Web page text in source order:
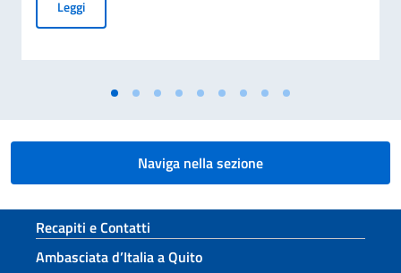
LeggiElezioni COM.IT.ES. 2026
Naviga nella sezione
Sezione footer
Recapiti e Contatti
Ambasciata d’Italia a Quito